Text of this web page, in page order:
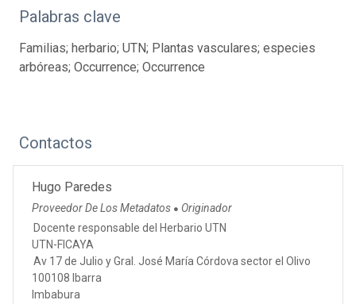
Palabras clave
Familias; herbario; UTN; Plantas vasculares; especies
arbóreas; Occurrence; Occurrence
Contactos
Hugo Paredes
Proveedor De Los Metadatos ● Originador
Docente responsable del Herbario UTN
UTN-FICAYA
Av 17 de Julio y Gral. José María Córdova sector el Olivo
100108 Ibarra
Imbabura